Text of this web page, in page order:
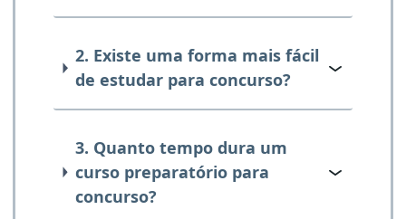
2. Existe uma forma mais fácil
de estudar para concurso?
3. Quanto tempo dura um
curso preparatório para
concurso?